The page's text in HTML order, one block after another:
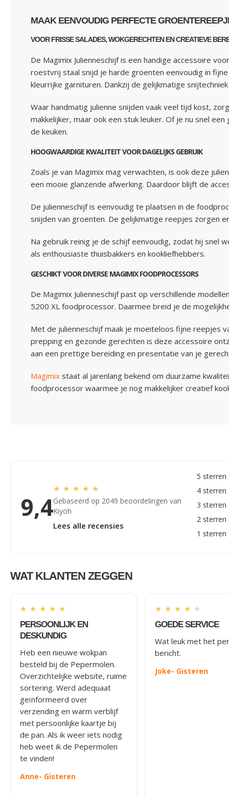
MAAK EENVOUDIG PERFECTE
VOOR FRISSE SALADES, WOKGERECHTEN EN CREATIEVE
De Magimix Julienneschijf is een handige accessoire
roestvrij staal snijd je harde groenten eenvoudig in
kleurrijke garnituren. Dankzij de gelijkmatige
Waar handmatig julienne snijden vaak veel tijd kost,
makkelijker, maar ook een stuk leuker. Of je nu snel
de keuken.
HOOGWAARDIGE KWALITEIT VOOR DAGELIJKS GEBRUIK
Zoals je van Magimix mag verwachten, is ook deze
een mooie glanzende afwerking. Daardoor blijft de
De julienneschijf is eenvoudig te plaatsen in de
snijden van groenten. De gelijkmatige reepjes zorgen
Na gebruik reinig je de schijf eenvoudig, zodat hij snel
als enthousiaste thuisbakkers en kookliefhebbers.
GESCHIKT VOOR DIVERSE MAGIMIX FOODPROCESSORS
De Magimix Julienneschijf past op verschillende
5200 XL foodprocessor. Daarmee breid je de
Met de julienneschijf maak je moeiteloos fijne reepjes
prepping en gezonde gerechten is deze accessoire
aan een prettige bereiding en presentatie van je
Magimix staat al jarenlang bekend om duurzame
foodprocessor waarmee je nog makkelijker creatief
9,4
★ ★ ★ ★ ★
Gebaseerd op 2049 beoordelingen van
Kiyoh
Lees alle recensies
5 sterren
4 sterren
3 sterren
2 sterren
1 sterren
WAT KLANTEN ZEGGEN
★ ★ ★ ★ ★
PERSOONLIJK EN
DESKUNDIG
Heb een nieuwe wokpan
besteld bij de Pepermolen.
Overzichtelijke website, ruime
sortering. Werd adequaat
geïnformeerd over
verzending en warm verblijf
met persoonlijke kaartje bij
de pan. Als ik weer iets nodig
heb weet ik de Pepermolen
te vinden!
Anne- Gisteren
★ ★ ★ ★ ★
GOEDE SERVICE
Wat leuk met het
bericht.
Joke- Gisteren